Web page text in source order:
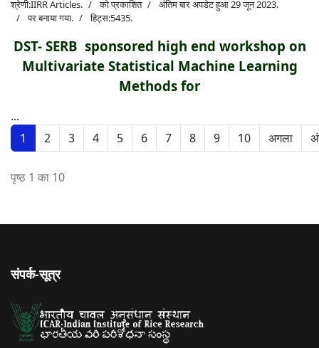
श्रेणी:IIRR Articles. को प्रकाशित
अंतिम बार अपडेट हुआ 29 जून 2023.
पर बनाया गया.
हिट्स:5435.
DST- SERB sponsored high end workshop on
Multivariate Statistical Machine Learning
Methods for
...
1
2 3 4 5 6 7 8 9 10 अगला
पृष्ठ 1 का 10
संपर्क-सूत्र